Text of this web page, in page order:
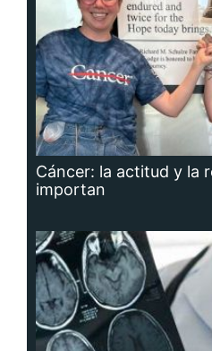
Cáncer: la actitud y la
importan